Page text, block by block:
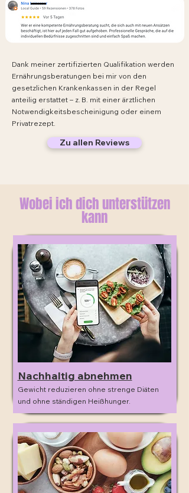
Dank meiner zertifizierten Qualifikation werden
Ernährungsberatungen bei mir von den
gesetzlichen Krankenkassen in der Regel
anteilig erstattet – z. B. mit einer ärztlichen
Notwendigkeitsbescheinigung oder einem
Privatrezept.
Zu allen Reviews
Wobei ich dich unterstützen
kann
Nachhaltig abnehmen
Gewicht reduzieren ohne strenge Diäten
und ohne ständigen Heißhunger.